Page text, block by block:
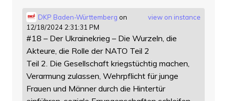
view on instance
DKP Baden-Württemberg on
12/18/2024 2:31:31 PM
#18 – Der Ukrainekrieg – Die Wurzeln, die
Akteure, die Rolle der NATO Teil 2
Teil 2. Die Gesellschaft kriegstüchtig machen,
Verarmung zulassen, Wehrpflicht für junge
Frauen und Männer durch die Hintertür